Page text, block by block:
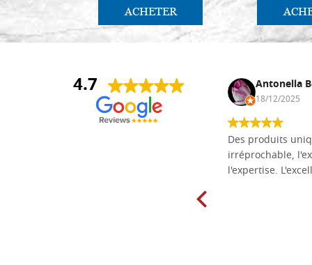
ACHETER
4.7
Daniel Vandewalle Antonella
18/12/2025
Des produits
irréprochable,
l'expertise.